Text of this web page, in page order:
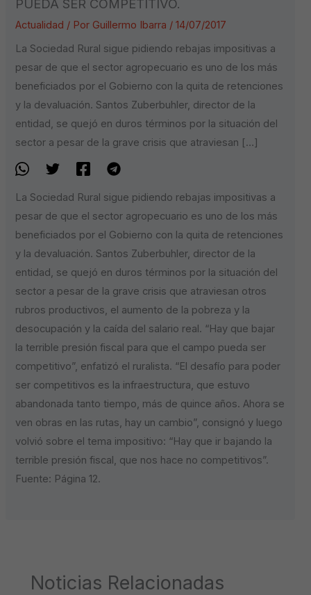
PUEDA SER COMPETITIVO.
Actualidad / Por Guillermo Ibarra /14/07/2017
La Sociedad Rural sigue pidiendo rebajas impositivas a
pesar de que el sector agropecuario es uno de los más
beneficiados por el Gobierno con la quita de retenciones
y la devaluación. Santos Zuberbuhler, director de la
entidad, se quejó en duros términos por la situación del
sector a pesar de la grave crisis que atraviesan […]
La Sociedad Rural sigue pidiendo rebajas impositivas a
pesar de que el sector agropecuario es uno de los más
beneficiados por el Gobierno con la quita de retenciones
y la devaluación. Santos Zuberbuhler, director de la
entidad, se quejó en duros términos por la situación del
sector a pesar de la grave crisis que atraviesan otros
rubros productivos, el aumento de la pobreza y la
desocupación y la caída del salario real. “Hay que bajar
la terrible presión fiscal para que el campo pueda ser
competitivo”, enfatizó el ruralista. “El desafío para poder
ser competitivos es la infraestructura, que estuvo
abandonada tanto tiempo, más de quince años. Ahora se
ven obras en las rutas, hay un cambio”, consignó y luego
volvió sobre el tema impositivo: “Hay que ir bajando la
terrible presión fiscal, que nos hace no competitivos”.
Fuente: Página 12.
Noticias Relacionadas